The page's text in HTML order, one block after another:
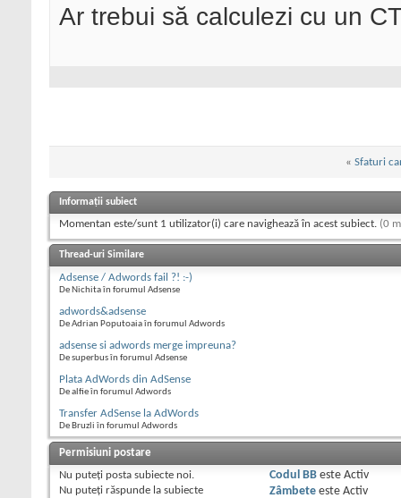
Ar trebui să calculezi cu un
« Sfaturi
Informații subiect
Momentan este/sunt 1 utilizator(i) care navighează în acest subiect. (0
Thread-uri Similare
Adsense / Adwords fail ?! :-)
De Nichita în forumul Adsense
adwords&adsense
De Adrian Poputoaia în forumul Adwords
adsense si adwords merge impreuna?
De superbus în forumul Adsense
Plata AdWords din AdSense
De alfie în forumul Adwords
Transfer AdSense la AdWords
De Bruzli în forumul Adwords
Permisiuni postare
Nu puteţi posta subiecte noi.
Nu puteţi răspunde la subiecte
Codul BBeste Activ
Zâmbeteeste Activ